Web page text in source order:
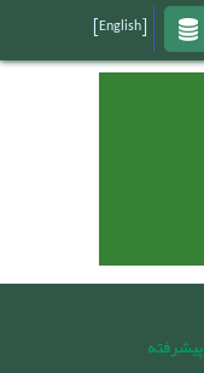
پیشرفته
[English]